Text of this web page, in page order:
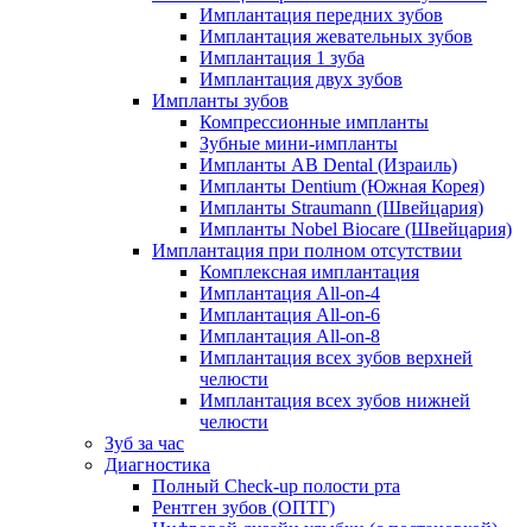
Имплантация передних зубов
Имплантация жевательных зубов
Имплантация 1 зуба
Имплантация двух зубов
Импланты зубов
Компрессионные импланты
Зубные мини-импланты
Импланты AB Dental (Израиль)
Импланты Dentium (Южная Корея)
Импланты Straumann (Швейцария)
Импланты Nobel Biocare (Швейцария)
Имплантация при полном отсутствии
Комплексная имплантация
Имплантация All-on-4
Имплантация All-on-6
Имплантация All-on-8
Имплантация всех зубов верхней
челюсти
Имплантация всех зубов нижней
челюсти
Зуб за час
Диагностика
Полный Check-up полости рта
Рентген зубов (ОПТГ)